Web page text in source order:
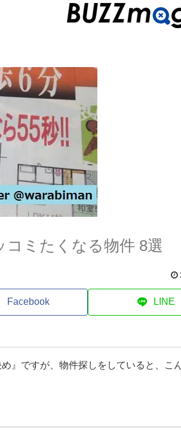
ミたくなる物件 8選
Facebook LINE
』ですが、物件探しをしていると、こ